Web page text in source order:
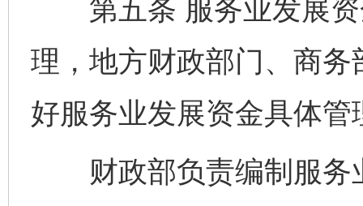
第五条 服务业发展资
理，地方财政部门、商
好服务业发展资金具体
财政部负责编制服务